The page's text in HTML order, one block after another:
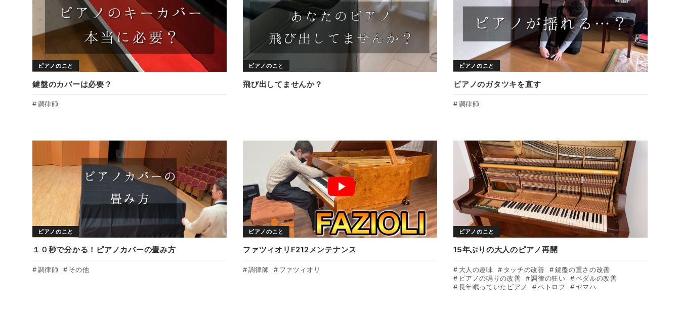
ピアノのこと
鍵盤のカバーは必要？
調律師
ピアノのこと
飛び出してませんか？
ピアノのこと
ピアノのガタツキを直す
調律師
ピアノのこと
１０秒で分かる！ピアノカバーの畳み方
調律師 その他
ピアノのこと
ファツィオリF212メンテナンス
調律師 ファツィオリ
ピアノのこと
15年ぶりの大人のピアノ再開
大人の趣味 タッチの改善
鍵盤の重さの改善
ピアノの鳴りの改善
調律の狂い
ペダルの改善
長年眠っていたピアノ
ペトロフ ヤマハ